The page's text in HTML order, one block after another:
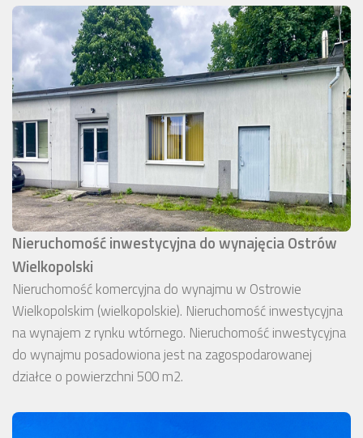
Nieruchomość inwestycyjna do wynajęcia Ostrów
Wielkopolski
Nieruchomość komercyjna do wynajmu w Ostrowie
Wielkopolskim (wielkopolskie). Nieruchomość inwestycyjna
na wynajem z rynku wtórnego. Nieruchomość inwestycyjna
do wynajmu posadowiona jest na zagospodarowanej
działce o powierzchni 500 m2.